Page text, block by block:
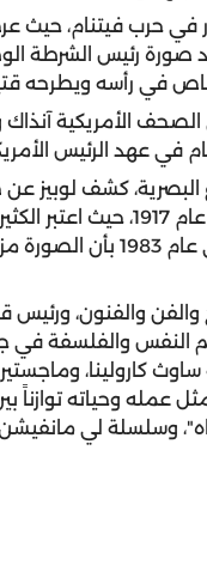
في حرب فيتنام، حيث
صورة رئيس الشرطة
في رأسه ويطرحه
الصحف الأمريكية
في عهد الرئيس
كشف لوبيز عن
التقطتها المصورتان إلسي رايت،
دليل على وجود الجنيات، إلى أن
والفنون، ورئيس
والفلسفة في
كارولينا،
عمله وحياته توازناً
وسلسلة لي